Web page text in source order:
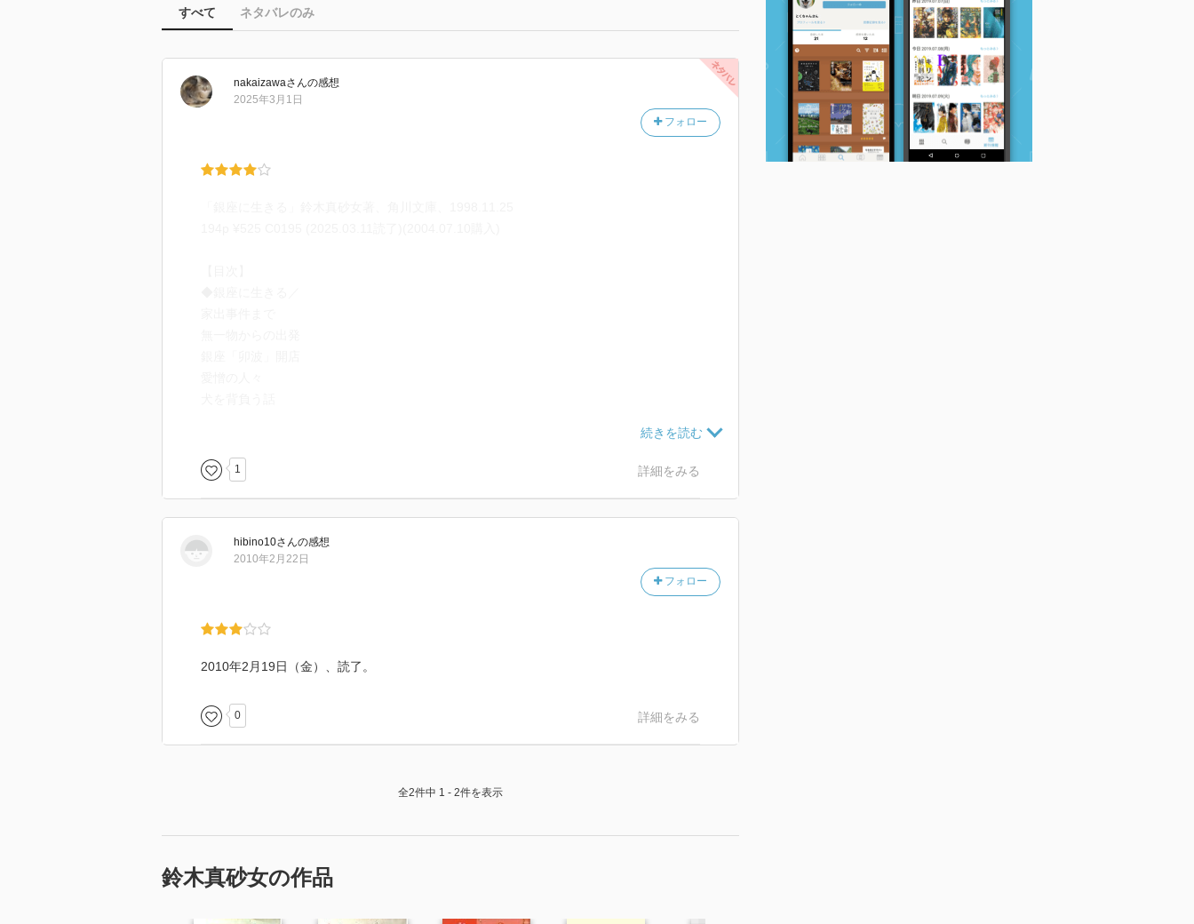
すべて ネタバレのみ
nakaizawaさんの感想
フォロー
2025年3月1日
「卯波」の客
職人気質
魚河岸の風景など
かくれ喪に
鮨たべて
ほか
ほか
三
1 詳細をみる
hibino10さんの感想
フォロー
2010年2月22日
2010年2月19日（金）、読了。
0 詳細をみる
全2件中 1 - 2件を表示
鈴木真砂女の作品